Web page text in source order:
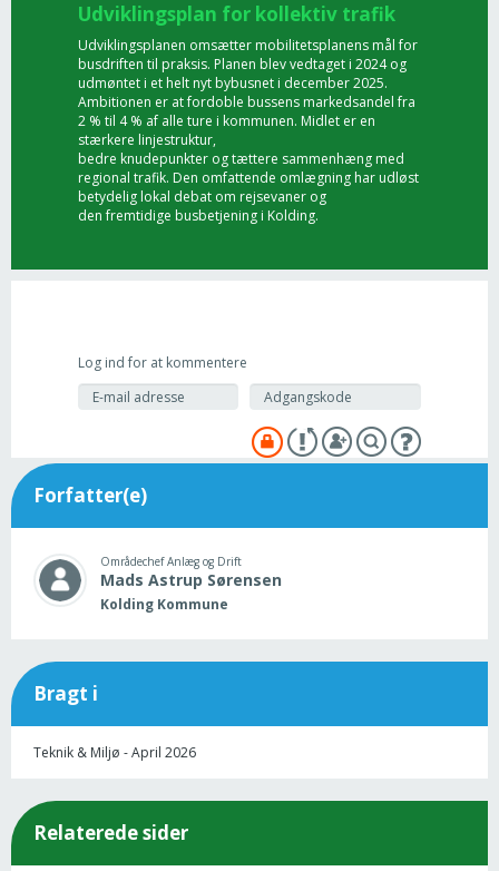
Udviklingsplan for kollektiv trafik
Udviklingsplanen omsætter mobilitetsplanens mål for
busdriften til praksis. Planen blev vedtaget i 2024 og
udmøntet i et helt nyt bybusnet i december 2025.
Ambitionen er at fordoble bussens markedsandel fra
2 % til 4 % af alle ture i kommunen. Midlet er en
stærkere linjestruktur,
bedre knudepunkter og tættere sammenhæng med
regional trafik. Den omfattende omlægning har udløst
betydelig lokal debat om rejsevaner og
den fremtidige busbetjening i Kolding.
Log ind for at kommentere
Forfatter(e)
Områdechef Anlæg og Drift
Mads Astrup Sørensen
Kolding Kommune
Bragt i
Teknik & Miljø - April 2026
Relaterede sider